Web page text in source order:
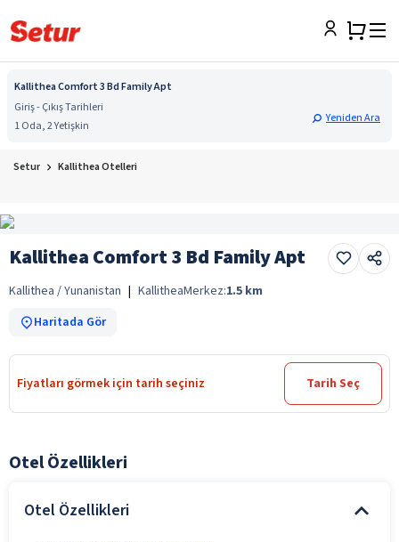
Kallithea Comfort 3 Bd Family Apt
Giriş - Çıkış Tarihleri
1 Oda, 2 Yetişkin
Yeniden Ara
Setur Kallithea Otelleri
Kallithea Comfort 3 Bd Family Apt
Kallithea / Yunanistan | KallitheaMerkez:1.5 km
Haritada Gör
Fiyatları görmek için tarih seçiniz Tarih Seç
Otel Özellikleri
Otel Özellikleri